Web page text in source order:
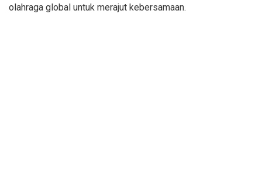
olahraga global untuk merajut kebersamaan.